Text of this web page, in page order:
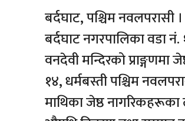
बर्दघाट, पश्चिम नवलपरासी ।
‎बर्दघाट नगरपालिका वडा
वनदेवी मन्दिरको प्राङ्गणमा
१४, धर्मबस्ती पश्चिम
माथिका जेष्ठ नागरिकहरूका